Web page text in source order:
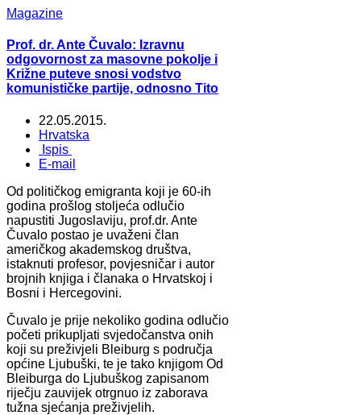
Magazine
Prof. dr. Ante Čuvalo: Izravnu
odgovornost za masovne pokolje i
Križne puteve snosi vodstvo
komunističke partije, odnosno Tito
22.05.2015.
Hrvatska
Ispis
E-mail
Od političkog emigranta koji je 60-ih
godina prošlog stoljeća odlučio
napustiti Jugoslaviju, prof.dr. Ante
Čuvalo postao je uvaženi član
američkog akademskog društva,
istaknuti profesor, povjesničar i autor
brojnih knjiga i članaka o Hrvatskoj i
Bosni i Hercegovini.
Čuvalo je prije nekoliko godina odlučio
početi prikupljati svjedočanstva onih
koji su preživjeli Bleiburg s područja
općine Ljubuški, te je tako knjigom Od
Bleiburga do Ljubuškog zapisanom
riječju zauvijek otrgnuo iz zaborava
tužna sjećanja preživjelih.